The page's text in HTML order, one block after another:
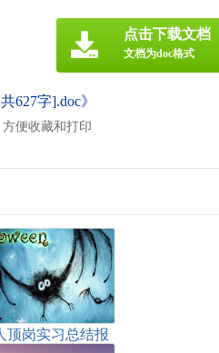
627字].doc》
便收藏和打印
点击下载文档
文档为doc格式
顶岗实习总结报